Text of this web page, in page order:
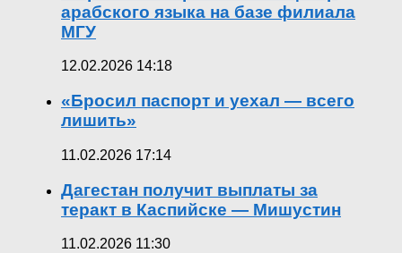
арабского языка на базе филиала
МГУ
12.02.2026 14:18
«Бросил паспорт и уехал — всего
лишить»
11.02.2026 17:14
Дагестан получит выплаты за
теракт в Каспийске — Мишустин
11.02.2026 11:30